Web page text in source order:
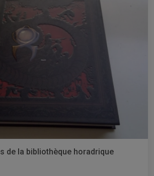
de la bibliothèque horadrique